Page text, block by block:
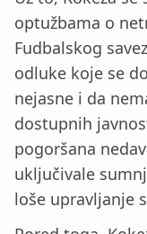
optužbama o
Fudbalskog
odluke koje se
nejasne i da
dostupnih
pogoršana
uključivale
loše upravljanje